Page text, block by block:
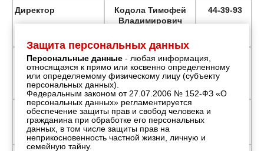
Защита персональных данных
Персональные данные- любая информация,
относящаяся к прямо или косвенно определенному
или определяемому физическому лицу (субъекту
персональных данных).
Федеральным законом от 27.07.2006 № 152-ФЗ «О
персональных данных» регламентируется
обеспечение защиты прав и свобод человека и
гражданина при обработке его персональных
данных, в том числе защиты прав на
неприкосновенность частной жизни, личную и
семейную тайну.
Директор
Кодола Тимофей
Владимирович
44-39-93
Заместитель
директора
Силивоненко
Андрей
Александрович
+7(978)817-
00-20
Руководитель
сектора
делопроизводства
Королева Людмила
Францевна
+7(978)817-